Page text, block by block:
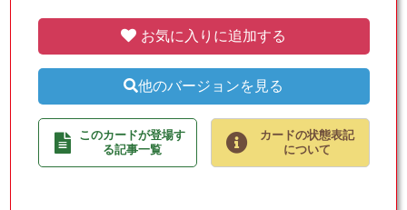
お気に入りに追加する
他のバージョンを見る
このカードが登場す
る記事一覧
カードの状態表記
について